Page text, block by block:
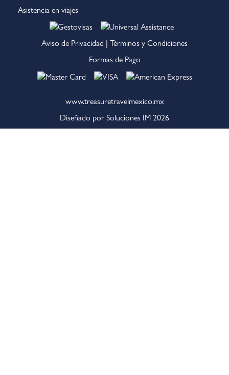
Asistencia en viajes
Aviso de Privacidad | Términos y Condiciones
Formas de Pago
www.treasuretravelmexico.mx
Diseñado por Soluciones IM 2026